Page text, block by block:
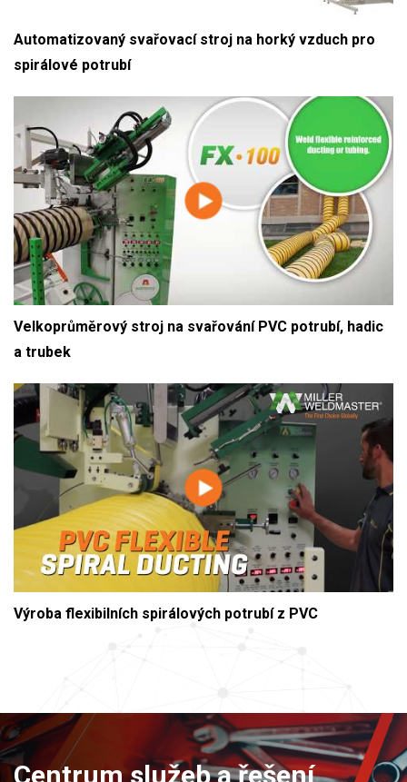
Automatizovaný svařovací stroj na horký vzduch pro
spirálové potrubí
Velkoprůměrový stroj na svařování PVC potrubí, hadic
a trubek
Výroba flexibilních spirálových potrubí z PVC
Centrum služeb a řešení